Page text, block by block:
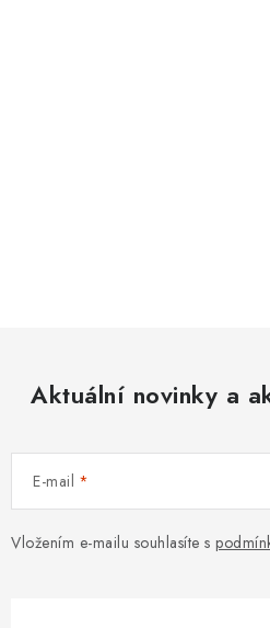
Aktuální novinky a
E-mail
Vložením e-mailu souhlasíte s